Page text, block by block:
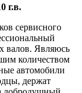
г.в.
сервисного
валов. Являюсь
количеством
автомобили
держат